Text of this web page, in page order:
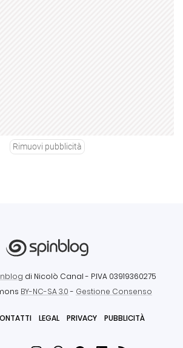
Rimuovi pubblicità
di Nicolò Canal - P.IVA 03919360275
BY-NC-SA 3.0- Gestione Consenso
LEGAL PRIVACY PUBBLICITÀ